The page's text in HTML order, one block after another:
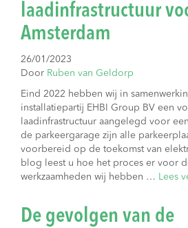
laadinfrastructuur
Amsterdam
26/01/2023
Door Ruben van Geldorp
Eind 2022 hebben wij in
installatiepartij EHBI Group BV een
laadinfrastructuur aangelegd voor
de parkeergarage zijn alle
voorbereid op de toekomst van
blog leest u hoe het proces er voor
werkzaamheden wij hebben … Lees
De gevolgen van de